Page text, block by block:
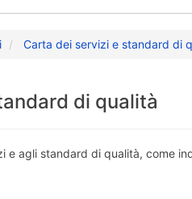
Carta dei servizi e standard di
di qualità
e agli standard di qualità, come